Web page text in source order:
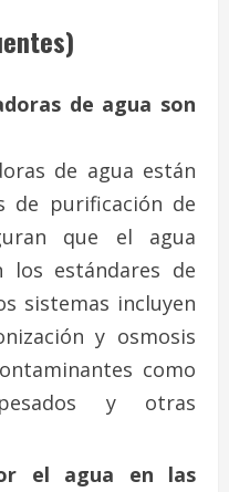
de agua son
de agua están
de purificación de
que el agua
los estándares de
sistemas incluyen
y osmosis
como
y otras
el agua en las